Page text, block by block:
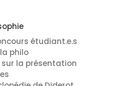
étudiant.e.s
philo
la présentation